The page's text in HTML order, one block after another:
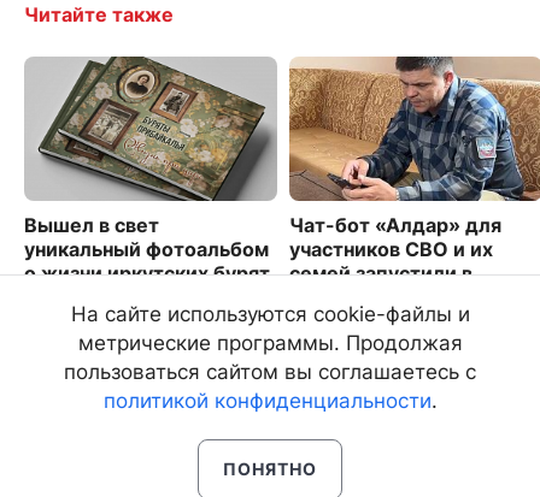
Читайте также
Вышел в свет
уникальный фотоальбом
о жизни иркутских бурят
1464
Чат-бот «Алдар» для
участников СВО и их
семей запустили в
8406
На сайте используются cookie-файлы и
метрические программы. Продолжая
пользоваться сайтом вы соглашаетесь с
политикой конфиденциальности.
ПОНЯТНО